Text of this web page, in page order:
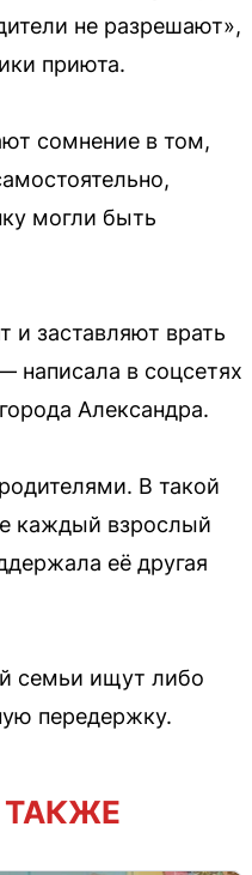
не разрешают»,
приюта.
сомнение в том,
могли быть
и заставляют врать
написала в соцсетях
Александра.
В такой
каждый взрослый
её другая
семьи ищут либо
передержку.
ТАКЖЕ